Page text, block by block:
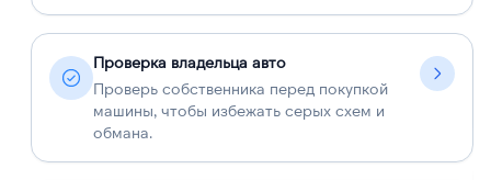
Проверка владельца авто
Проверь собственника перед покупкой
машины, чтобы избежать серых схем и
обмана.